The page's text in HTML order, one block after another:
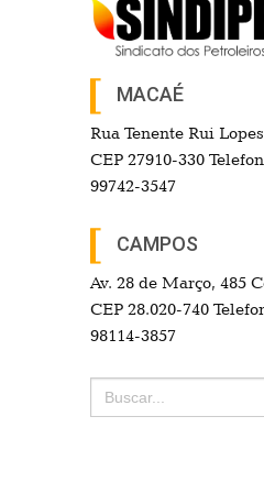
MACAÉ
Rua Tenente Rui
CEP 27910-330
99742-3547
CAMPOS
Av. 28 de Março, 485
CEP 28.020-740
98114-3857
Search
for: